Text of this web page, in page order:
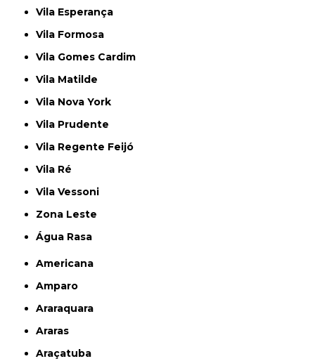
Vila Esperança
Vila Formosa
Vila Gomes Cardim
Vila Matilde
Vila Nova York
Vila Prudente
Vila Regente Feijó
Vila Ré
Vila Vessoni
Zona Leste
Água Rasa
Americana
Amparo
Araraquara
Araras
Araçatuba